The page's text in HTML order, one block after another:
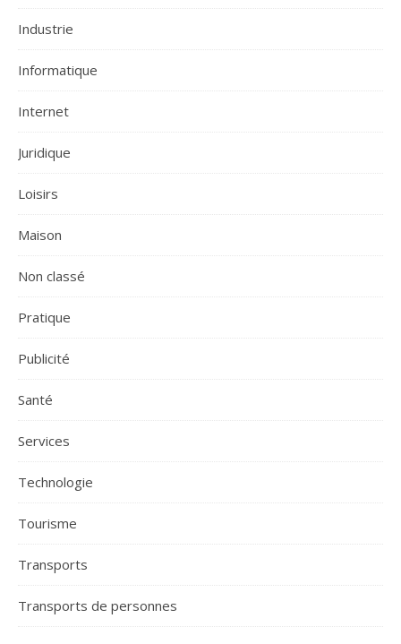
Industrie
Informatique
Internet
Juridique
Loisirs
Maison
Non classé
Pratique
Publicité
Santé
Services
Technologie
Tourisme
Transports
Transports de personnes